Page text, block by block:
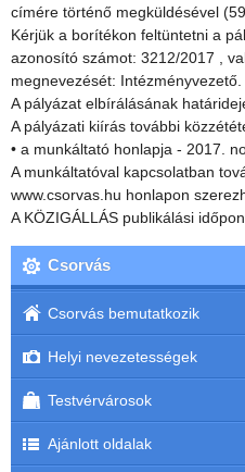
címére történő megküldésével
Kérjük a borítékon feltüntetni a
azonosító számot: 3212/2017 ,
megnevezését: Intézményvezető.
A pályázat elbírálásának
A pályázati kiírás további
• a munkáltató honlapja - 2017.
A munkáltatóval kapcsolatban
www.csorvas.hu honlapon
A KÖZIGÁLLÁS publikálási
Csorvás
Csorvás bemutatkozik
Helyi nevezetességek
Testvérvárosok
Ajánlott oldalak